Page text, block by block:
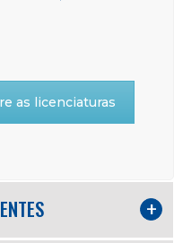
as licenciaturas